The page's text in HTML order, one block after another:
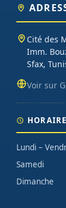
Cité des
Imm.
Sfax,
Voir sur
Lundi –
Samedi
Dimanche